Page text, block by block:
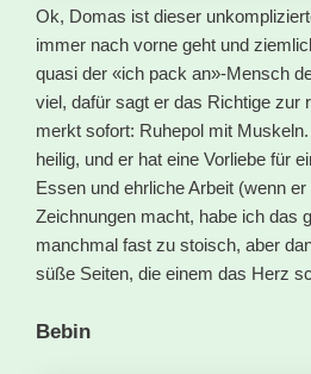
Ok, Domas ist dieser
immer nach vorne geht und
quasi der «ich pack an»-Mensch
viel, dafür sagt er das Richtige zur
merkt sofort: Ruhepol mit
heilig, und er hat eine Vorliebe für
Essen und ehrliche Arbeit (wenn
Zeichnungen macht, habe ich das
manchmal fast zu stoisch, aber
süße Seiten, die einem das Herz
Bebin